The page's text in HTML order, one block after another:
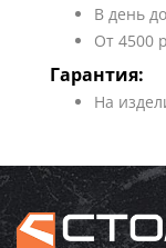
В день
От 4500
Гарантия:
На